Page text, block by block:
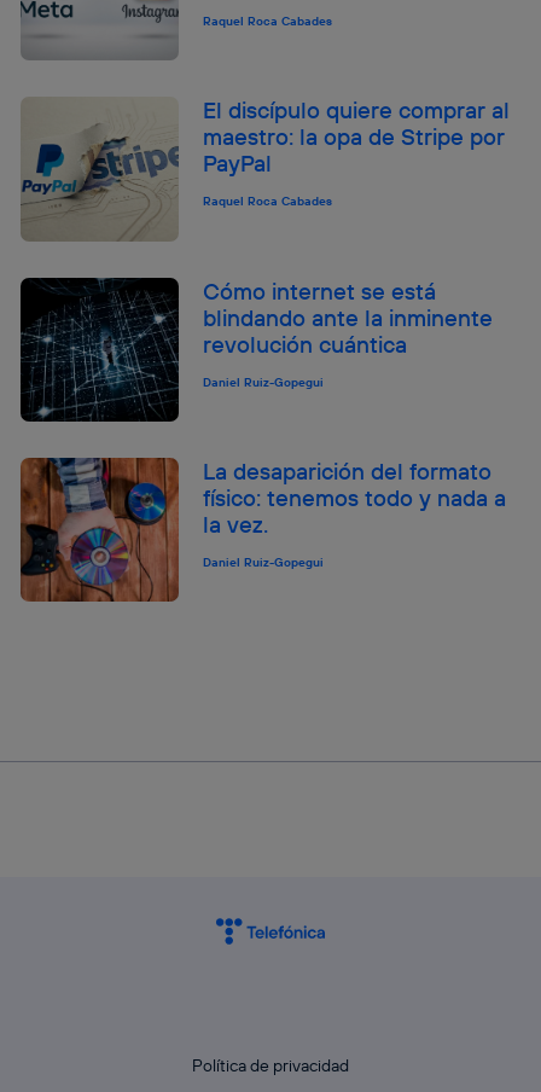
Raquel Roca Cabades
El discípulo quiere comprar al
maestro: la opa de Stripe por
PayPal
Raquel Roca Cabades
Cómo internet se está
blindando ante la inminente
revolución cuántica
Daniel Ruiz-Gopegui
La desaparición del formato
físico: tenemos todo y nada a
la vez.
Daniel Ruiz-Gopegui
Política de privacidad